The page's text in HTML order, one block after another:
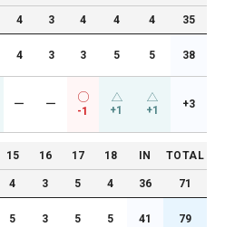
4 3 4 4 4 35
4 3 3 5 5 38
ー ー
-1 +1 +1 +3
15 16 17 18 IN TOTAL
4 3 5 4 36 71
5 3 5 5 41 79